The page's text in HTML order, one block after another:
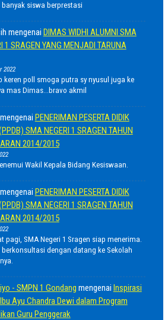
banyak siswa berprestasi
mengenai DIMAS WIDHI ALUMNI SMA
1 SRAGEN YANG MENJADI TARUNA
2022
keren poll smoga putra sy nyusul juga ke
mas Dimas...bravo akmil
mengenai PENERIMAN PESERTA DIDIK
SMA NEGERI 1 SRAGEN TAHUN
2014/2015
Wakil Kepala Bidang Kesiswaan.
mengenai PENERIMAN PESERTA DIDIK
SMA NEGERI 1 SRAGEN TAHUN
2014/2015
pagi, SMA Negeri 1 Sragen siap menerima.
dengan datang ke Sekolah
- SMPN 1 Gondang mengenai Inspirasi
Ayu Chandra Dewi dalam Program
Guru Penggerak